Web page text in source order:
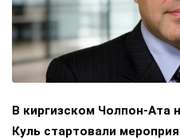
В киргизском Чолпон-Ата
Куль стартовали